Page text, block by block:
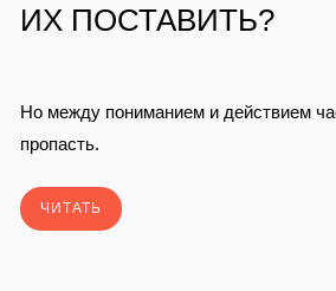
ИХ ПОСТАВИТЬ?
Но между пониманием и действием
пропасть.
ЧИТАТЬ